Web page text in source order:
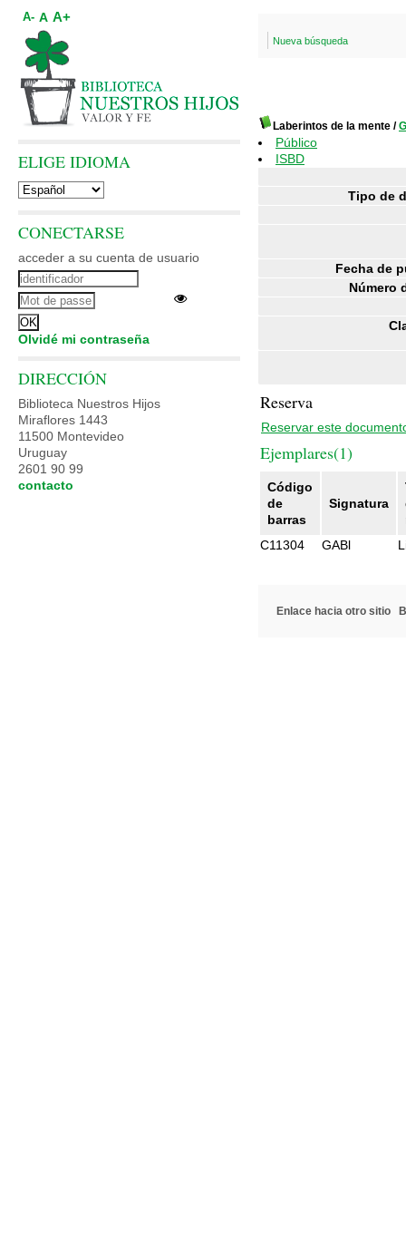
Nueva búsqueda
Laberintos de la mente /
Público
ISBD
Tipo de
Fecha de
Número
Reserva
Reservar este
Ejemplares(1)
Código
de
barras
Signatura
C11304
GABl
Enlace hacia otro sitio
A- A A+
ELIGE IDIOMA
CONECTARSE
acceder a su cuenta de usuario
Olvidé mi contraseña
DIRECCIÓN
Biblioteca Nuestros Hijos
Miraflores 1443
11500 Montevideo
Uruguay
2601 90 99
contacto